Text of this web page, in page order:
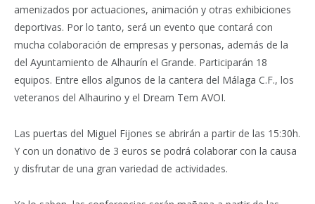
amenizados por actuaciones, animación y otras exhibiciones
deportivas. Por lo tanto, será un evento que contará con
mucha colaboración de empresas y personas, además de la
del Ayuntamiento de Alhaurín el Grande. Participarán 18
equipos. Entre ellos algunos de la cantera del Málaga C.F., los
veteranos del Alhaurino y el Dream Tem AVOI.
Las puertas del Miguel Fijones se abrirán a partir de las 15:30h.
Y con un donativo de 3 euros se podrá colaborar con la causa
y disfrutar de una gran variedad de actividades.